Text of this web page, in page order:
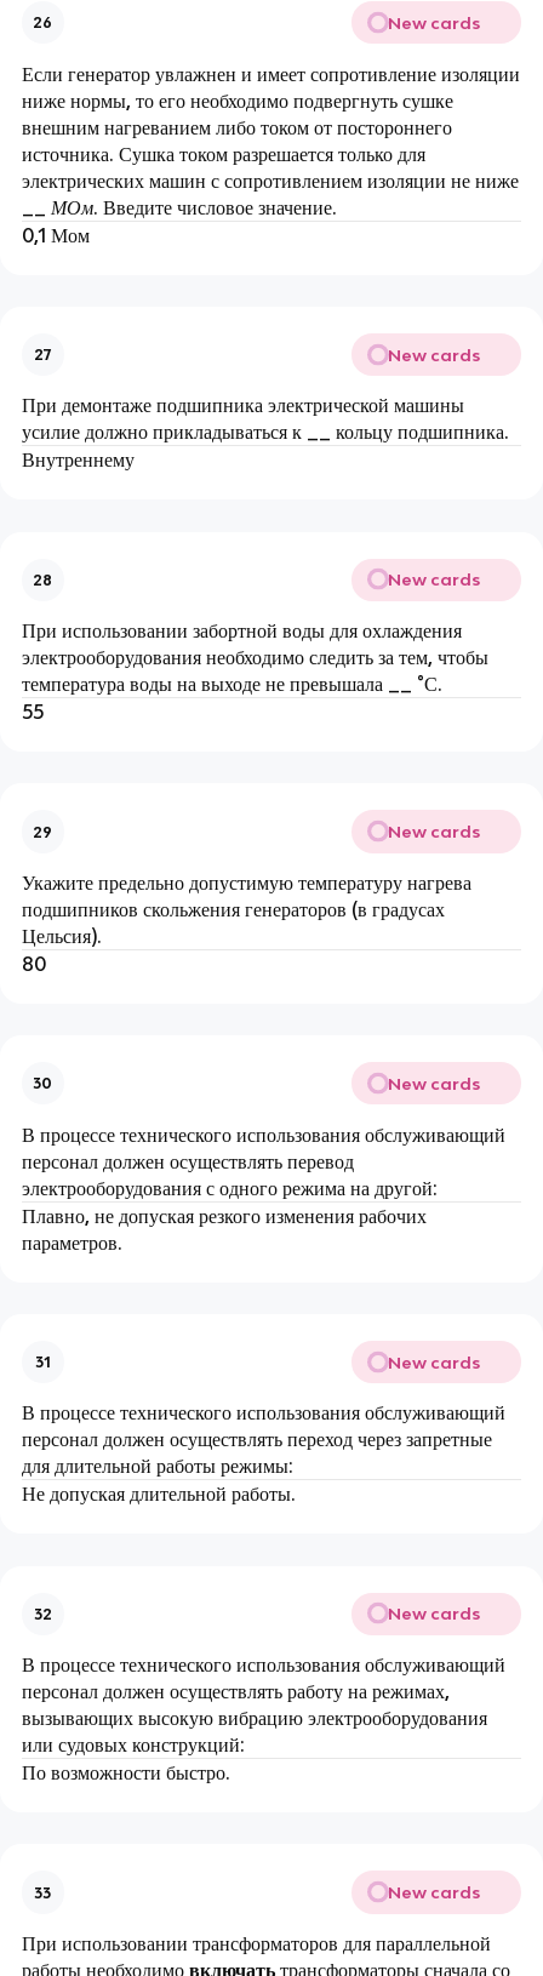
26 New cards
Если генератор увлажнен и имеет сопротивление изоляции
ниже нормы, то его необходимо подвергнуть сушке
внешним нагреванием либо током от постороннего
источника. Сушка током разрешается только для
электрических машин с сопротивлением изоляции не ниже
МОм. Введите числовое значение.
0,1 Мом
27 New cards
При демонтаже подшипника электрической машины
усилие должно прикладываться к __ кольцу подшипника.
Внутреннему
28 New cards
При использовании забортной воды для охлаждения
электрооборудования необходимо следить за тем, чтобы
температура воды на выходе не превышала __ °С.
55
29 New cards
Укажите предельно допустимую температуру нагрева
подшипников скольжения генераторов (в градусах
Цельсия).
80
30 New cards
В процессе технического использования обслуживающий
персонал должен осуществлять перевод
электрооборудования с одного режима на другой:
Плавно, не допуская резкого изменения рабочих
параметров.
31 New cards
В процессе технического использования обслуживающий
персонал должен осуществлять переход через запретные
для длительной работы режимы:
Не допуская длительной работы.
32 New cards
В процессе технического использования обслуживающий
персонал должен осуществлять работу на режимах,
вызывающих высокую вибрацию электрооборудования
или судовых конструкций:
По возможности быстро.
33 New cards
При использовании трансформаторов для параллельной
работы необходимо включать трансформаторы сначала со